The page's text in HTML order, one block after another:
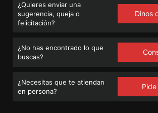
¿Quieres enviar una
sugerencia, queja o
felicitación?
Dinos
¿No has encontrado lo que
buscas?
¿Necesitas que te atiendan
en persona?